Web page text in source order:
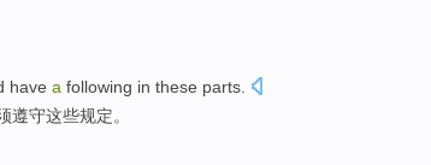
have a following in these parts
遵守这些规定。